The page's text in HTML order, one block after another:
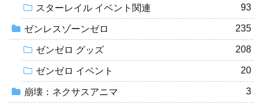
スターレイル イベント関連 93
ゼンレスゾーンゼロ 235
ゼンゼロ グッズ 208
ゼンゼロ イベント 20
崩壊：ネクサスアニマ 3